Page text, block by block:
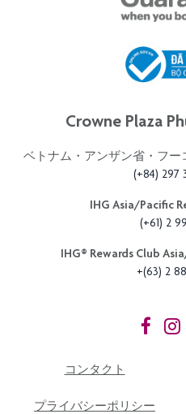
Crowne Plaza
ベトナム・アンザン省・フ
(+84) 297
IHG Asia/Pacific
(+61) 2
IHG®️ Rewards Club
+(63) 2
コンタクト
プライバシーポリシー